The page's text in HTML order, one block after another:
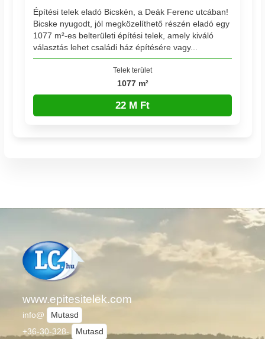
Építési telek eladó Bicskén, a Deák Ferenc utcában!
Bicske nyugodt, jól megközelíthető részén eladó egy
1077 m²-es belterületi építési telek, amely kiváló
választás lehet családi ház építésére vagy...
Telek terület
1077 m²
22 M Ft
www.epitesitelek.com
info@
Mutasd
+36-30-328-
Mutasd